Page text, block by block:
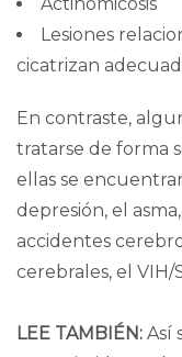
Lesiones
cicatrizan
En contraste,
tratarse de forma
ellas se
depresión, el
accidentes
cerebrales, el VIH/
LEE TAMBIÉN: Así